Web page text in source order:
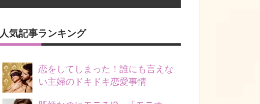
人気記事ランキング
恋をしてしまった！誰にも言えな
い主婦のドキドキ恋愛事情